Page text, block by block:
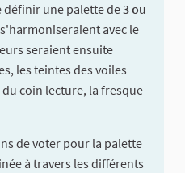
définir une palette de3 ou
avec le
seraient ensuite
les teintes des voiles
coin lecture, la fresque
de voter pour la palette
à travers les différents